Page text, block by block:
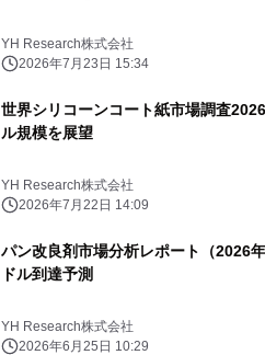
YH Research株式会社
2026年7月23日 15:34
世界シリコーンコート紙市場調査
ル規模を展望
YH Research株式会社
2026年7月22日 14:09
パン改良剤市場分析レポート（2026
ドル到達予測
YH Research株式会社
2026年6月25日 10:29